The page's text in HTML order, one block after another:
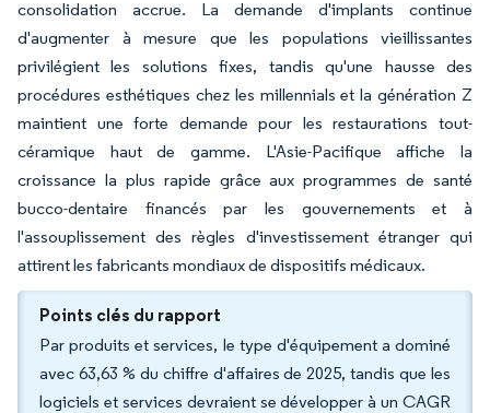
consolidation accrue. La demande d'implants continue
d'augmenter à mesure que les populations vieillissantes
privilégient les solutions fixes, tandis qu'une hausse des
procédures esthétiques chez les millennials et la génération Z
maintient une forte demande pour les restaurations tout-
céramique haut de gamme. L'Asie-Pacifique affiche la
croissance la plus rapide grâce aux programmes de santé
bucco-dentaire financés par les gouvernements et à
l'assouplissement des règles d'investissement étranger qui
attirent les fabricants mondiaux de dispositifs médicaux.
Points clés du rapport
Par produits et services, le type d'équipement a dominé
avec 63,63 % du chiffre d'affaires de 2025, tandis que les
logiciels et services devraient se développer à un CAGR